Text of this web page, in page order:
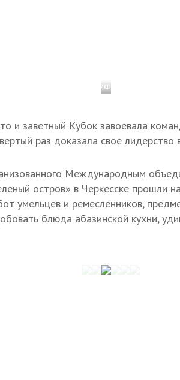
Фото: Иван Губский/
1 / 20
и заветный Кубок завоевала
раз доказала свое лидерство
Международным
остров» в Черкесске прошли
умельцев и ремесленников,
блюда абазинской кухни,